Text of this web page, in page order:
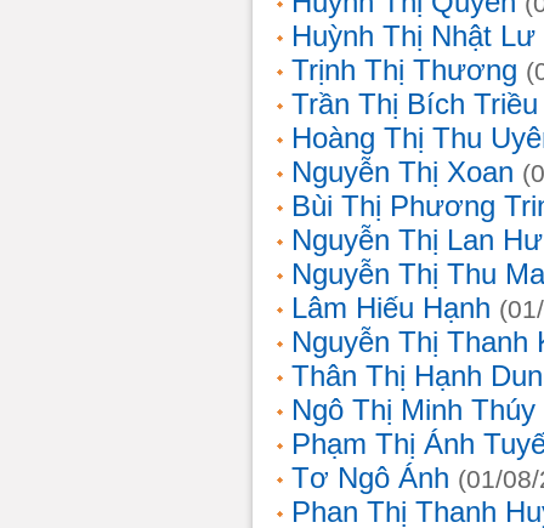
Huỳnh Thị Nhật Lư
Trịnh Thị Thương
Trần Thị Bích Triều
Hoàng Thị Thu
Nguyễn Thị Xoan
Bùi Thị Phương
Nguyễn Thị Lan
Nguyễn Thị Thu
Lâm Hiếu Hạnh
Nguyễn Thị Thanh
Thân Thị Hạnh
Ngô Thị Minh Thúy
Phạm Thị Ánh
Tơ Ngô Ánh (01/
Phan Thị Thanh